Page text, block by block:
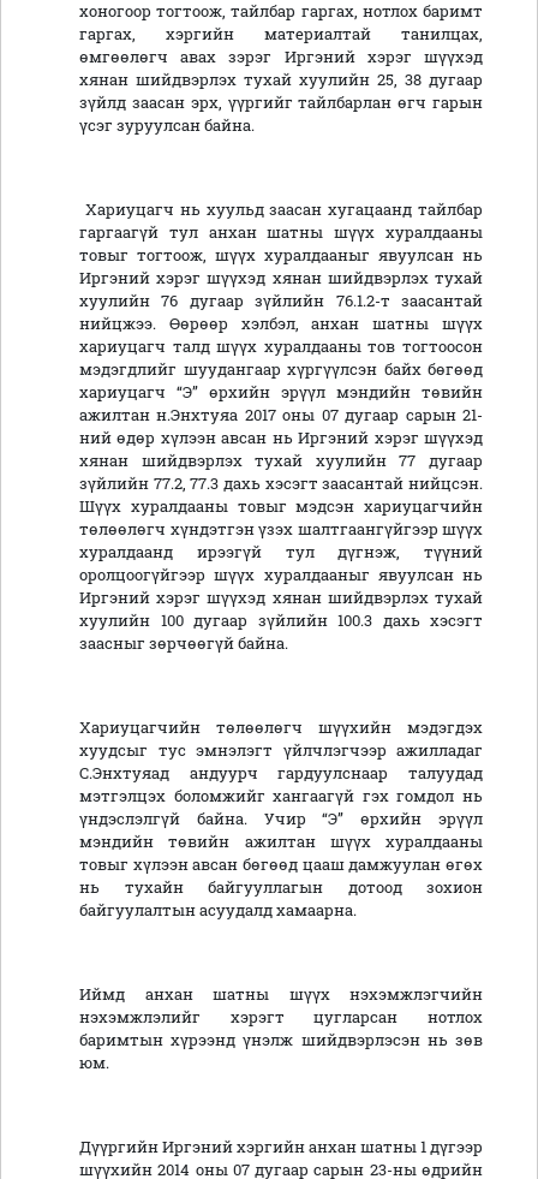
хоногоор тогтоож, тайлбар гаргах, нотлох баримт
гаргах, хэргийн материалтай танилцах,
өмгөөлөгч авах зэрэг Иргэний хэрэг шүүхэд
хянан шийдвэрлэх тухай хуулийн 25, 38 дугаар
зүйлд заасан эрх, үүргийг тайлбарлан өгч гарын
үсэг зуруулсан байна.
Хариуцагч нь хуульд заасан хугацаанд тайлбар
гаргаагүй тул анхан шатны шүүх хуралдааны
товыг тогтоож, шүүх хуралдааныг явуулсан нь
Иргэний хэрэг шүүхэд хянан шийдвэрлэх тухай
хуулийн 76 дугаар зүйлийн 76.1.2-т заасантай
нийцжээ. Өөрөөр хэлбэл, анхан шатны шүүх
хариуцагч талд шүүх хуралдааны тов тогтоосон
мэдэгдлийг шуудангаар хүргүүлсэн байх бөгөөд
хариуцагч “Э” өрхийн эрүүл мэндийн төвийн
ажилтан н.Энхтуяа 2017 оны 07 дугаар сарын 21-
ний өдөр хүлээн авсан нь Иргэний хэрэг шүүхэд
хянан шийдвэрлэх тухай хуулийн 77 дугаар
зүйлийн 77.2, 77.3 дахь хэсэгт заасантай нийцсэн.
Шүүх хуралдааны товыг мэдсэн хариуцагчийн
төлөөлөгч хүндэтгэн үзэх шалтгаангүйгээр шүүх
хуралдаанд ирээгүй тул дүгнэж, түүний
оролцоогүйгээр шүүх хуралдааныг явуулсан нь
Иргэний хэрэг шүүхэд хянан шийдвэрлэх тухай
хуулийн 100 дугаар зүйлийн 100.3 дахь хэсэгт
заасныг зөрчөөгүй байна.
Хариуцагчийн төлөөлөгч шүүхийн мэдэгдэх
хуудсыг тус эмнэлэгт үйлчлэгчээр ажилладаг
С.Энхтуяад андуурч гардуулснаар талуудад
мэтгэлцэх боломжийг хангаагүй гэх гомдол нь
үндэслэлгүй байна. Учир “Э” өрхийн эрүүл
мэндийн төвийн ажилтан шүүх хуралдааны
товыг хүлээн авсан бөгөөд цааш дамжуулан өгөх
нь тухайн байгууллагын дотоод зохион
байгуулалтын асуудалд хамаарна.
Иймд анхан шатны шүүх нэхэмжлэгчийн
нэхэмжлэлийг хэрэгт цугларсан нотлох
баримтын хүрээнд үнэлж шийдвэрлэсэн нь зөв
юм.
Дүүргийн Иргэний хэргийн анхан шатны 1 дүгээр
шүүхийн 2014 оны 07 дугаар сарын 23-ны өдрийн